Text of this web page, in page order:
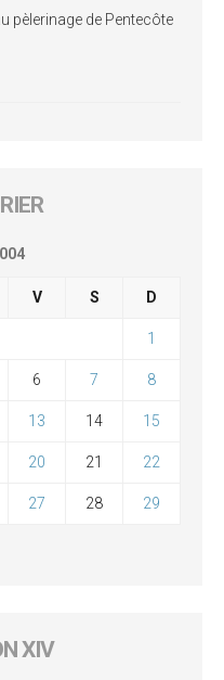
pèlerinage de Pentecôte
V S D
1
6 7 8
13 14 15
20 21 22
27 28 29
XIV